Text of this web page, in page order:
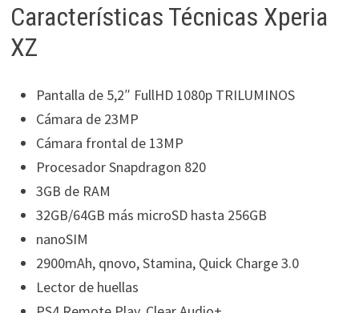
Características Técnicas Xperia
XZ
Pantalla de 5,2″ FullHD 1080p TRILUMINOS
Cámara de 23MP
Cámara frontal de 13MP
Procesador Snapdragon 820
3GB de RAM
32GB/64GB más microSD hasta 256GB
nanoSIM
2900mAh, qnovo, Stamina, Quick Charge 3.0
Lector de huellas